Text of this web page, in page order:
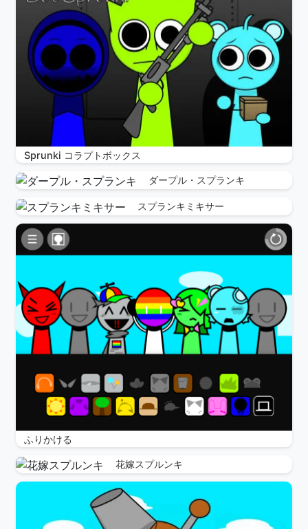
Sprunki コラプトボックス
ダープル・スプランキ
スプランキミキサー
ふりかける
花嫁スプルンキ